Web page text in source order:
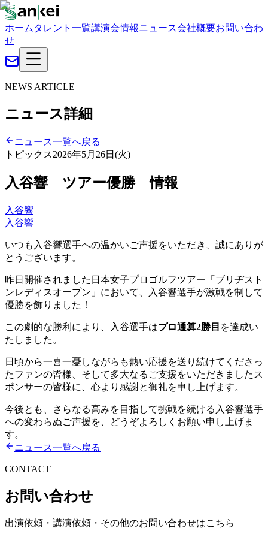
ホーム タレント一覧講演会情報ニュース会社概要お問い合わ
せ
NEWS ARTICLE
ニュース詳細
ニュース一覧へ戻る
トピックス2026年5月26日(火)
入谷響 ツアー優勝 情報
入谷響
入谷響
いつも入谷響選手への温かいご声援をいただき、誠にありが
とうございます。
昨日開催されました日本女子プロゴルフツアー「ブリヂスト
ンレディスオープン」において、入谷響選手が激戦を制して
優勝を飾りました！
この劇的な勝利により、入谷選手はプロ通算2勝目 を達成い
たしました。
日頃から一喜一憂しながらも熱い応援を送り続けてくださっ
たファンの皆様、そして多大なるご支援をいただきましたス
ポンサーの皆様に、心より感謝と御礼を申し上げます。
今後とも、さらなる高みを目指して挑戦を続ける入谷響選手
への変わらぬご声援を、どうぞよろしくお願い申し上げま
す。
ニュース一覧へ戻る
CONTACT
お問い合わせ
出演依頼・講演依頼・その他のお問い合わせはこちら